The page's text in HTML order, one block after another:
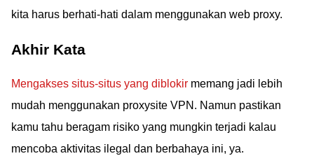
kita harus berhati-hati dalam menggunakan web proxy.
Akhir Kata
Mengakses situs-situs yang diblokir memang jadi lebih
mudah menggunakan proxysite VPN. Namun pastikan
kamu tahu beragam risiko yang mungkin terjadi kalau
mencoba aktivitas ilegal dan berbahaya ini, ya.